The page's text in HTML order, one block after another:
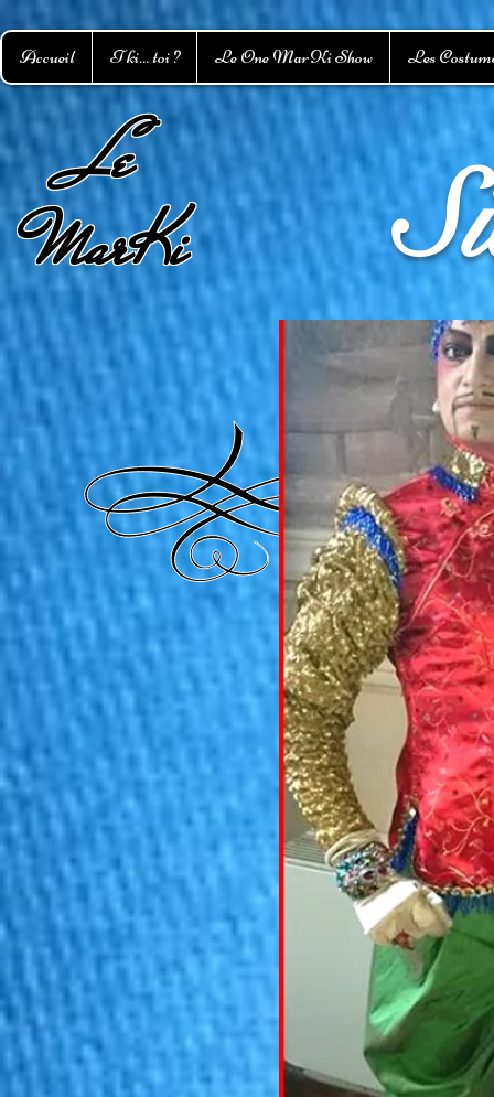
Accueil T ki... toi ? Le One MarKi Show Les
Le
MarKi